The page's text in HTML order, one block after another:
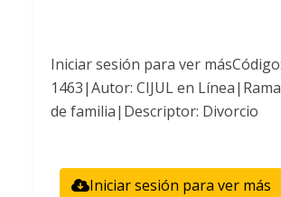
Iniciar sesión para ver másCódigo:
1463|Autor: CIJUL en
de familia|Descriptor: Divorcio
Iniciar sesión para ver más